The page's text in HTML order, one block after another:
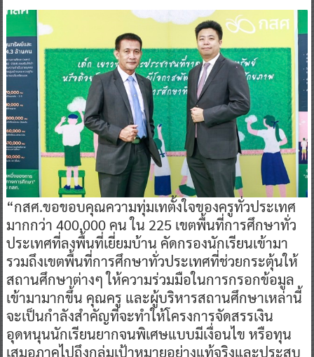
“กสศ.ขอขอบคุณความทุ่มเทตั้งใจของครูทั่วประเทศ
มากกว่า 400,000 คน ใน 225 เขตพื้นที่การศึกษาทั่ว
ประเทศที่ลงพื้นที่เยี่ยมบ้าน คัดกรองนักเรียนเข้ามา
รวมถึงเขตพื้นที่การศึกษาทั่วประเทศที่ช่วยกระตุ้นให้
สถานศึกษาต่างๆ ให้ความร่วมมือในการกรอกข้อมูล
เข้ามามากขึ้น คุณครู และผู้บริหารสถานศึกษาเหล่านี้
จะเป็นกำลังสำคัญที่จะทำให้โครงการจัดสรรเงิน
อุดหนุนนักเรียนยากจนพิเศษแบบมีเงื่อนไข หรือทุน
เสมอภาคไปถึงกลุ่มเป้าหมายอย่างแท้จริงและประสบ